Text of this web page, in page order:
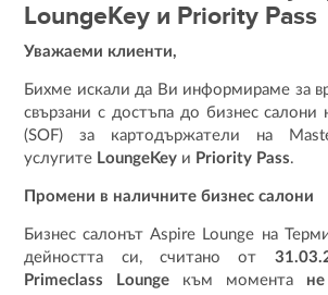
LoungeKey и Priority Pass
Уважаеми клиенти,
Бихме искали да Ви информираме за
свързани с достъпа до бизнес салони
(SOF) за картодържатели на
услугите LoungeKey и Priority Pass.
Промени в наличните бизнес салони
Бизнес салонът Aspire Lounge на
дейността си, считано от
Primeclass Lounge към момента